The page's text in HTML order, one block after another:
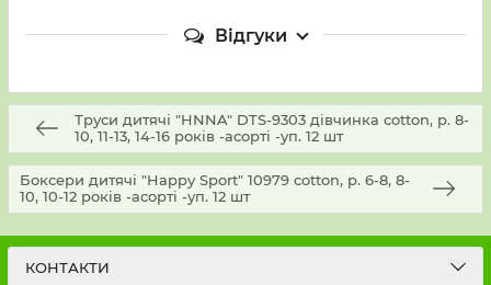
Відгуки
Труси дитячі "HNNA" DTS-9303 дівчинка cotton, р. 8-
10, 11-13, 14-16 років -асорті -уп. 12 шт
Боксери дитячі "Happy Sport" 10979 cotton, р. 6-8, 8-
10, 10-12 років -асорті -уп. 12 шт
КОНТАКТИ